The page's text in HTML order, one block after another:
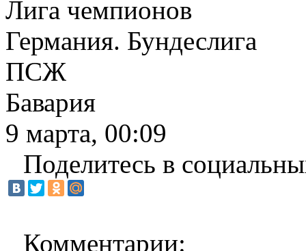
Лига чемпионов
Германия. Бундеслига
ПСЖ
Бавария
9 марта, 00:09
Поделитесь в
Комментарии: